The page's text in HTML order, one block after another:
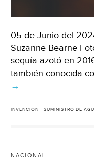
05 de Junio del
Suzanne Bearne
sequía azotó en
también conocida
→
INVENCIÓN SUMINISTRO DE
NACIONAL